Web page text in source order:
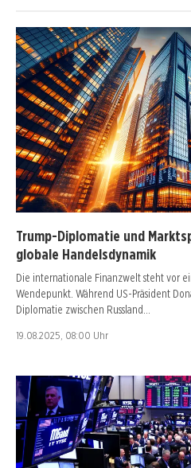
Trump-Diplomatie und
globale Handelsdynamik
Die internationale Finanzwelt steht vor
Wendepunkt. Während US-Präsident
Diplomatie zwischen Russland…
19.08.2025, 08:00 Uhr